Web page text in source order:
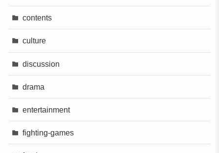
contents
culture
discussion
drama
entertainment
fighting-games